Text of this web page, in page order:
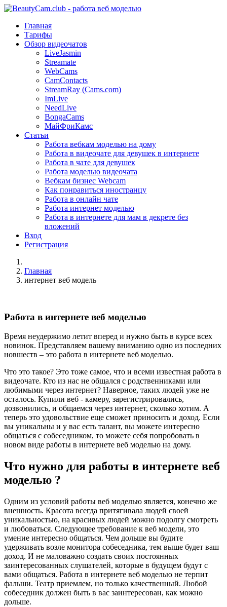
Главная
Тарифы
Обзор видеочатов
LiveJasmin
Streamate
WebCams
CamContacts
StreamRay (Cams.com)
ImLive
NeedLive
BongaCams
МайФриКамс
Статьи
Работа вебкам моделью на дому
Работа в видеочате для девушек в интернете
Работа в чате для девушек
Работа моделью видеочата
Вебкам бизнес Webcam
Как понравиться иностранцу
Работа в онлайн чате
Работа интернет моделью
Работа в интернете для мам в декрете без
вложений
Вход
Регистрация
Главная
интернет веб модель
Работа в интернете веб моделью
Время неудержимо летит вперед и нужно быть в курсе всех
новинок. Представляем вашему вниманию одно из последних
новшеств – это работа в интернете веб моделью.
Что это такое? Это тоже самое, что и всеми известная работа в
видеочате. Кто из нас не общался с родственниками или
любимыми через интернет? Наверное, таких людей уже не
осталось. Купили веб - камеру, зарегистрировались,
дозвонились, и общаемся через интернет, сколько хотим. А
теперь это удовольствие еще сможет приносить и доход. Если
вы уникальны и у вас есть талант, вы можете интересно
общаться с собеседником, то можете себя попробовать в
новом виде работы в интернете веб моделью на дому.
Что нужно для работы в интернете веб
моделью ?
Одним из условий работы веб моделью является, конечно же
внешность. Красота всегда притягивала людей своей
уникальностью, на красивых людей можно подолгу смотреть
и любоваться. Следующее требование к веб модели, это
умение интересно общаться. Чем дольше вы будите
удерживать возле монитора собеседника, тем выше будет ваш
доход. И не маловажно создать своих постоянных
заинтересованных слушателей, которые в будущем будут с
вами общаться. Работа в интернете веб моделью не терпит
фальши. Театр приемлем, но только качественный. Любой
собеседник должен быть в вас заинтересован, как можно
дольше.